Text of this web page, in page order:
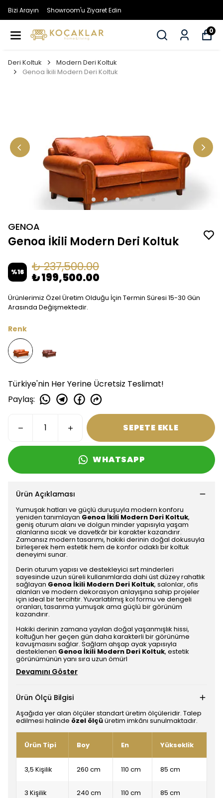
Bizi Arayın Showroom'u Ziyaret Edin
0
Deri Koltuk
Modern Deri Koltuk
Genoa İkili Modern Deri Koltuk
GENOA
Genoa İkili Modern Deri Koltuk
%16 ₺ 237,500.00
₺ 199,500.00
Ürünlerimiz Özel Üretim Olduğu İçin Termin Süresi 15-30 Gün
Arasında Değişmektedir.
Renk
Türkiye'nin Her Yerine Ücretsiz Teslimat!
Paylaş:
SEPETE EKLE
WHATSAPP
Ürün Açıklaması
Yumuşak hatları ve güçlü duruşuyla modern konforu
yeniden tanımlayan Genoa İkili Modern Deri Koltuk,
geniş oturum alanı ve dolgun minder yapısıyla yaşam
alanlarına sıcak ve davetkâr bir karakter kazandırır.
Zamansız modern tasarımı, hakiki derinin doğal dokusuyla
birleşerek hem estetik hem de konfor odaklı bir koltuk
deneyimi sunar.
Derin oturum yapısı ve destekleyici sırt minderleri
sayesinde uzun süreli kullanımlarda dahi üst düzey rahatlık
sağlayan Genoa İkili Modern Deri Koltuk, salonlar, ofis
alanları ve modern dekorasyon anlayışına sahip projeler
için ideal bir tercihtir. Yuvarlatılmış kol formu ve dengeli
oranları, tasarıma yumuşak ama güçlü bir görünüm
kazandırır.
Hakiki derinin zamana yayılan doğal yaşanmışlık hissi,
koltuğun her geçen gün daha karakterli bir görünüme
kavuşmasını sağlar. Sağlam ahşap ayak yapısıyla
desteklenen Genoa İkili Modern Deri Koltuk, estetik
görünümünün yanı sıra uzun ömürl
Devamını Göster
Ürün Ölçü Bilgisi
Aşağıda yer alan ölçüler standart üretim ölçüleridir. Talep
edilmesi halinde özel ölçüüretim imkânı sunulmaktadır.
Ürün Tipi Boy En Yükseklik
3,5 Kişilik 260 cm 110 cm 85 cm
3 Kişilik 240 cm 110 cm 85 cm